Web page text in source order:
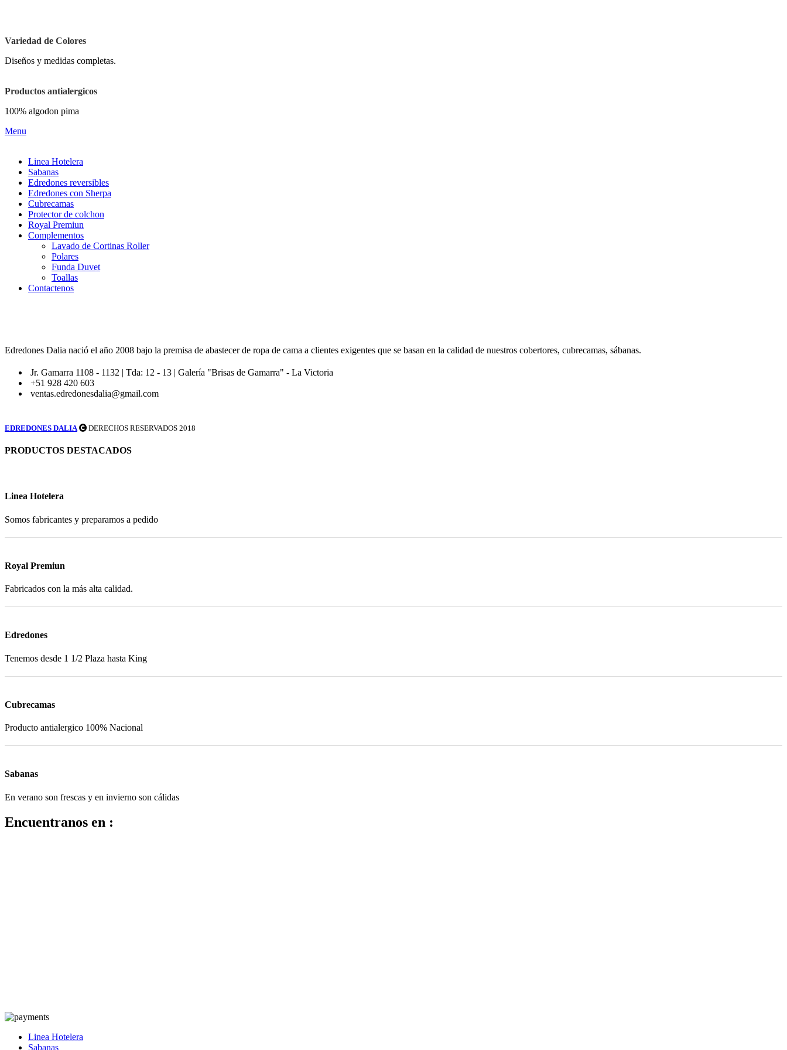
Variedad de Colores
Diseños y medidas completas.
Productos antialergicos
100% algodon pima
Menu
Linea Hotelera
Sabanas
Edredones reversibles
Edredones con Sherpa
Cubrecamas
Protector de colchon
Royal Premiun
Complementos
Lavado de Cortinas Roller
Polares
Funda Duvet
Toallas
Contactenos
Edredones Dalia nació el año 2008 bajo la premisa de abastecer de ropa de cama a clientes exigentes que se basan en la calidad de nuestros cobertores, cubrecamas, sábanas.
Jr. Gamarra 1108 - 1132 | Tda: 12 - 13 | Galería "Brisas de Gamarra" - La Victoria
+51 928 420 603
ventas.edredonesdalia@gmail.com
EDREDONES DALIA DERECHOS RESERVADOS 2018
PRODUCTOS DESTACADOS
Linea Hotelera
Somos fabricantes y preparamos a pedido
Royal Premiun
Fabricados con la más alta calidad.
Edredones
Tenemos desde 1 1/2 Plaza hasta King
Cubrecamas
Producto antialergico 100% Nacional
Sabanas
En verano son frescas y en invierno son cálidas
Encuentranos en :
Linea Hotelera
Sabanas